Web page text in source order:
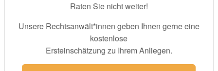
Raten Sie nicht weiter!
Unsere Rechtsanwält*innen geben Ihnen gerne eine
kostenlose
Ersteinschätzung zu Ihrem Anliegen.